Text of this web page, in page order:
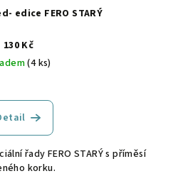
edice FERO STARÝ
130 Kč
(4 ks)
řady FERO STARÝ s příměsí
korku.